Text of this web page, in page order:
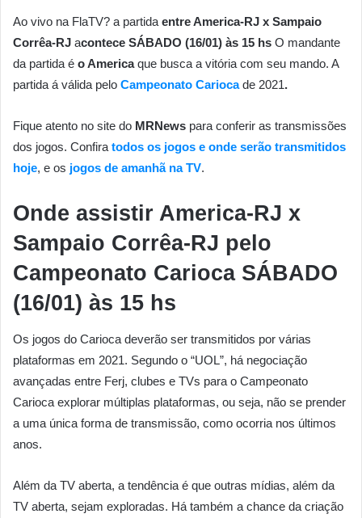
Ao vivo na FlaTV? a partida entre America-RJ x Sampaio
Corrêa-RJ acontece SÁBADO (16/01) às 15 hs O mandante
da partida é o Americaque busca a vitória com seu mando. A
partida á válida pelo Campeonato Carioca de 2021.
Fique atento no site do MRNews para conferir as transmissões
dos jogos. Confira todos os jogos e onde serão transmitidos
hoje, e os jogos de amanhã na TV.
Onde assistir America-RJ x
Sampaio Corrêa-RJ pelo
Campeonato Carioca SÁBADO
(16/01) às 15 hs
Os jogos do Carioca deverão ser transmitidos por várias
plataformas em 2021. Segundo o “UOL”, há negociação
avançadas entre Ferj, clubes e TVs para o Campeonato
Carioca explorar múltiplas plataformas, ou seja, não se prender
a uma única forma de transmissão, como ocorria nos últimos
anos.
Além da TV aberta, a tendência é que outras mídias, além da
TV aberta, sejam exploradas. Há também a chance da criação